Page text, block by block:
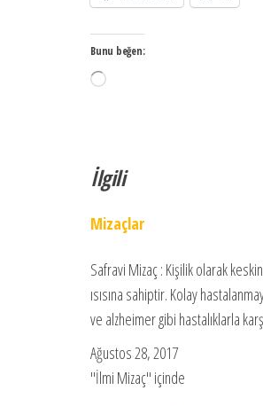
Bunu beğen:
Yükleniyor...
İlgili
Mizaçlar
Safravi Mizaç : Kişilik olarak
ısısına sahiptir. Kolay
ve alzheimer gibi hastalıklarla
Ağustos 28, 2017
"İlmi Mizaç" içinde